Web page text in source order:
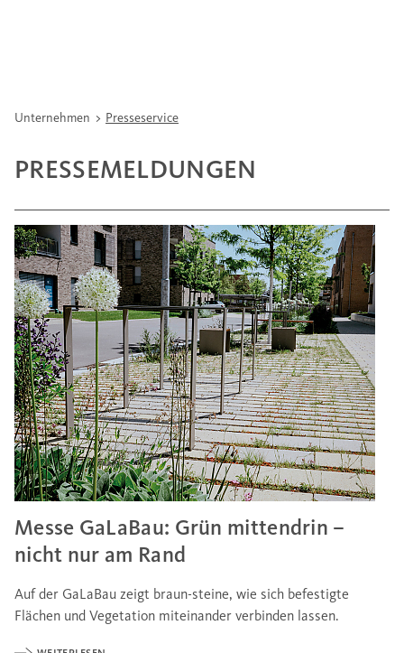
Unternehmen Presseservice
PRESSEMELDUNGEN
Messe GaLaBau: Grün mittendrin –
nicht nur am Rand
Auf der GaLaBau zeigt braun-steine, wie sich befestigte
Flächen und Vegetation miteinander verbinden lassen.